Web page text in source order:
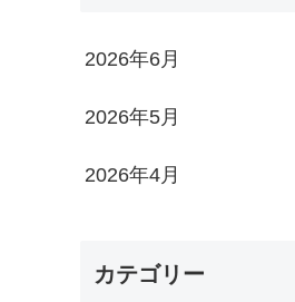
2026年6月
2026年5月
2026年4月
カテゴリー